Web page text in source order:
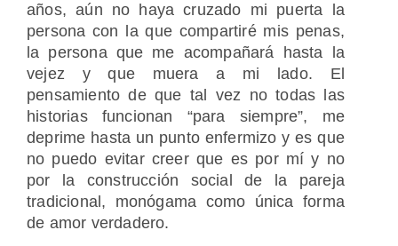
años, aún no haya cruzado mi puerta la
persona con la que compartiré mis penas,
la persona que me acompañará hasta la
vejez y que muera a mi lado. El
pensamiento de que tal vez no todas las
historias funcionan “para siempre”, me
deprime hasta un punto enfermizo y es que
no puedo evitar creer que es por mí y no
por la construcción social de la pareja
tradicional, monógama como única forma
de amor verdadero.